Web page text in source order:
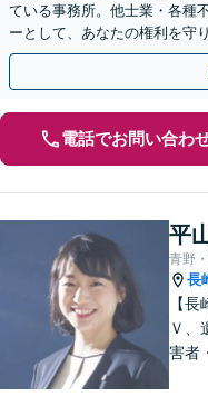
ている事務所。他士業・各種
ーとして、あなたの権利を守
電話でお問い合わ
平
青野
長
【
Ｖ、
害者